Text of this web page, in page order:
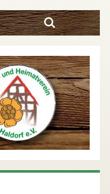
Search